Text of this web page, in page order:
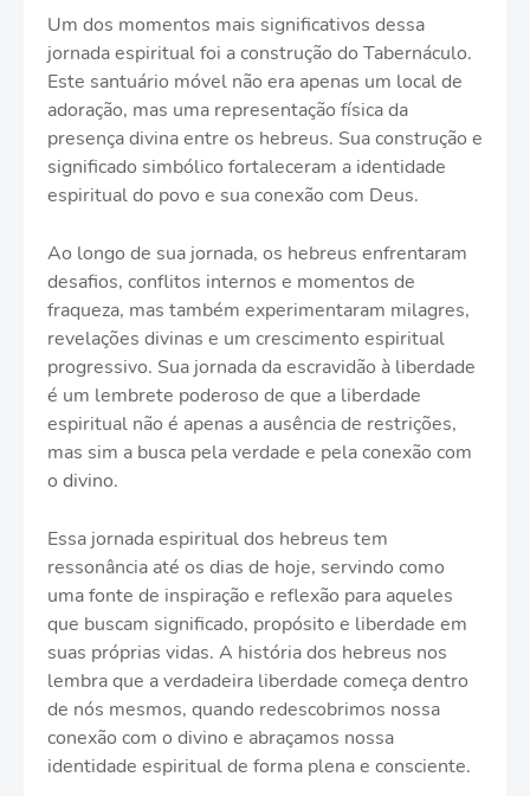
Um dos momentos mais significativos dessa
jornada espiritual foi a construção do Tabernáculo.
Este santuário móvel não era apenas um local de
adoração, mas uma representação física da
presença divina entre os hebreus. Sua construção e
significado simbólico fortaleceram a identidade
espiritual do povo e sua conexão com Deus.
Ao longo de sua jornada, os hebreus enfrentaram
desafios, conflitos internos e momentos de
fraqueza, mas também experimentaram milagres,
revelações divinas e um crescimento espiritual
progressivo. Sua jornada da escravidão à liberdade
é um lembrete poderoso de que a liberdade
espiritual não é apenas a ausência de restrições,
mas sim a busca pela verdade e pela conexão com
o divino.
Essa jornada espiritual dos hebreus tem
ressonância até os dias de hoje, servindo como
uma fonte de inspiração e reflexão para aqueles
que buscam significado, propósito e liberdade em
suas próprias vidas. A história dos hebreus nos
lembra que a verdadeira liberdade começa dentro
de nós mesmos, quando redescobrimos nossa
conexão com o divino e abraçamos nossa
identidade espiritual de forma plena e consciente.